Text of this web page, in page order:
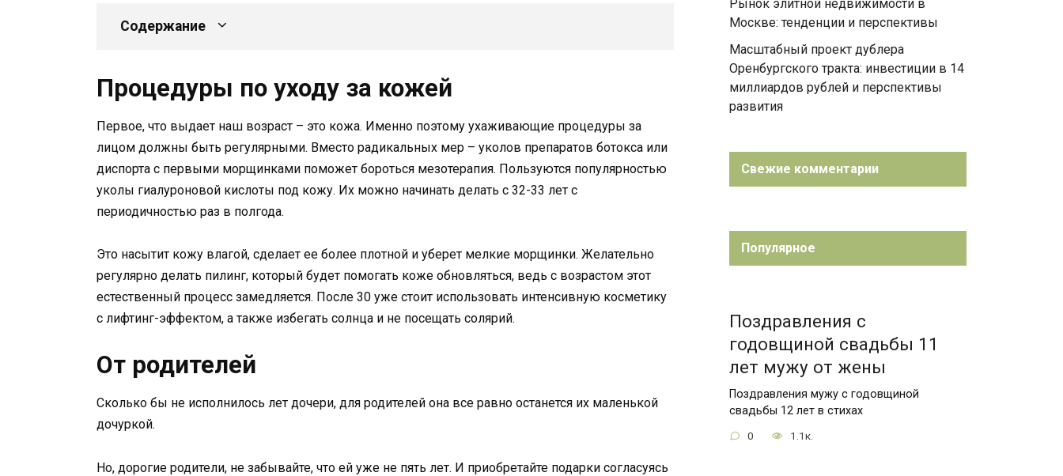
Содержание
Процедуры по уходу за кожей
Первое, что выдает наш возраст – это кожа. Именно поэтому ухаживающие процедуры за
лицом должны быть регулярными. Вместо радикальных мер – уколов препаратов ботокса или
диспорта с первыми морщинками поможет бороться мезотерапия. Пользуются популярностью
уколы гиалуроновой кислоты под кожу. Их можно начинать делать с 32-33 лет с
периодичностью раз в полгода.
Это насытит кожу влагой, сделает ее более плотной и уберет мелкие морщинки. Желательно
регулярно делать пилинг, который будет помогать коже обновляться, ведь с возрастом этот
естественный процесс замедляется. После 30 уже стоит использовать интенсивную косметику
с лифтинг-эффектом, а также избегать солнца и не посещать солярий.
От родителей
Сколько бы не исполнилось лет дочери, для родителей она все равно останется их маленькой
дочуркой.
Но, дорогие родители, не забывайте, что ей уже не пять лет. И приобретайте подарки согласуясь
Рынок элитной недвижимости в
Москве: тенденции и перспективы
Масштабный проект дублера
Оренбургского тракта: инвестиции в 14
миллиардов рублей и перспективы
развития
Свежие комментарии
Популярное
Поздравления с
годовщиной свадьбы 11
лет мужу от жены
Поздравления мужу с годовщиной
свадьбы 12 лет в стихах
0 1.1к.